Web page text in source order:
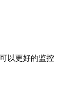
以更好的监控